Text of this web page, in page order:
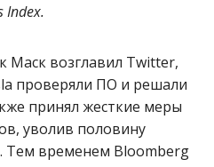
Index.
Маск возглавил Twitter,
проверяли ПО и решали
принял жесткие меры
уволив половину
Тем временем Bloomberg